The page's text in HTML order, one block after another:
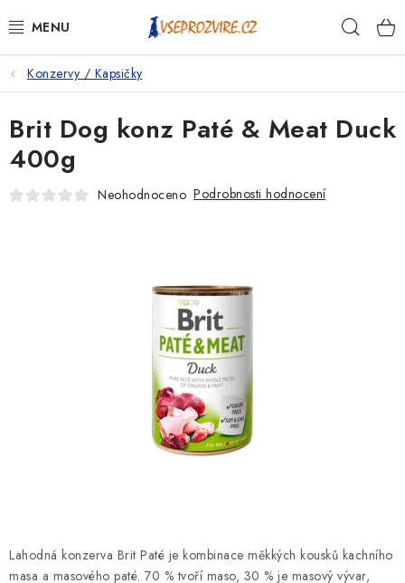
na
PSI
KOČKY
KONĚ
KRÁLÍCI/HLODAVCI/PTÁCI
Konzervy / Kapsičky
Lahodná konzerva Brit Paté je kombinace měkkých kousků kachního
masa a masového paté. 70 % tvoří maso, 30 % je masový vývar,
Brit Dog konz Paté & Meat Duck
400g
Neohodnoceno Podrobnosti hodnocení